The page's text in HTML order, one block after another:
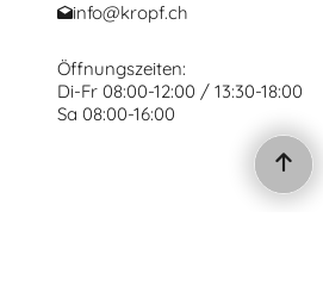
info@kropf.ch
Öffnungszeiten:
Di-Fr 08:00-12:00 / 13:30-18:00
Sa 08:00-16:00